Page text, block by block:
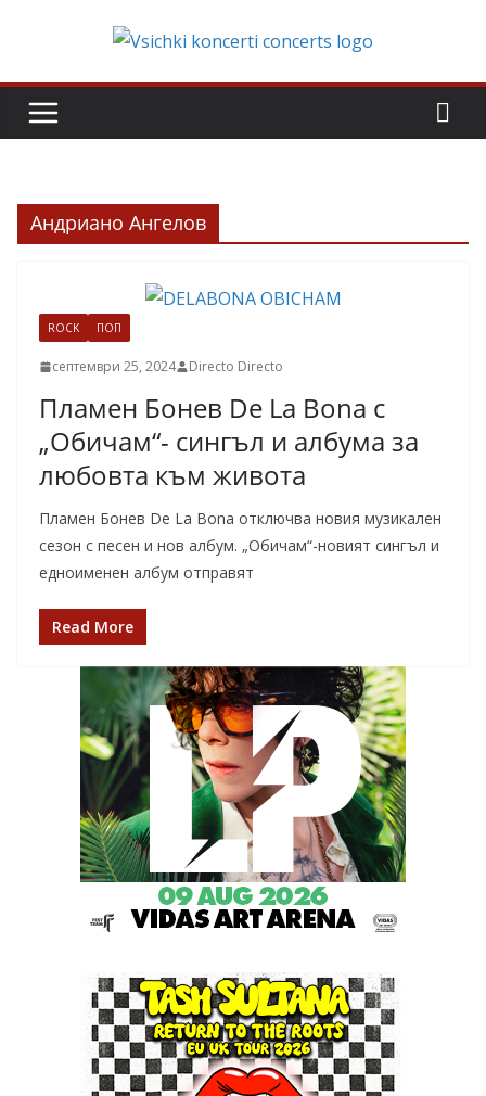
Андриано Ангелов
ROCK ПОП
септември 25, 2024 Directo Directo
Пламен Бонев De La Bona с
„Обичам“- сингъл и албума за
любовта към живота
Пламен Бонев De La Bona отключва новия музикален
сезон с песен и нов албум. „Обичам“-новият сингъл и
едноименен албум отправят
Read More